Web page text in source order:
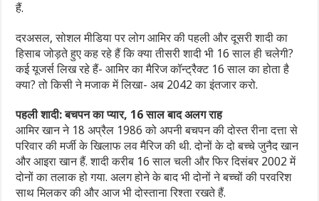
हैं.
दरअसल, सोशल मीडिया पर लोग आमिर की पहली और दूसरी शादी का
हिसाब जोड़ते हुए कह रहे हैं कि क्या तीसरी शादी भी 16 साल ही चलेगी?
कई यूजर्स लिख रहे हैं- आमिर का मैरिज कॉन्ट्रैक्ट 16 साल का होता है
क्या? तो किसी ने मजाक में लिखा- अब 2042 का इंतजार करो.
पहली शादी: बचपन का प्यार, 16 साल बाद अलग राह
आमिर खान ने 18 अप्रैल 1986 को अपनी बचपन की दोस्त रीना दत्ता से
परिवार की मर्जी के खिलाफ लव मैरिज की थी. दोनों के दो बच्चे जुनैद खान
और आइरा खान हैं. शादी करीब 16 साल चली और फिर दिसंबर 2002 में
दोनों का तलाक हो गया. अलग होने के बाद भी दोनों ने बच्चों की परवरिश
साथ मिलकर की और आज भी दोस्ताना रिश्ता रखते हैं.